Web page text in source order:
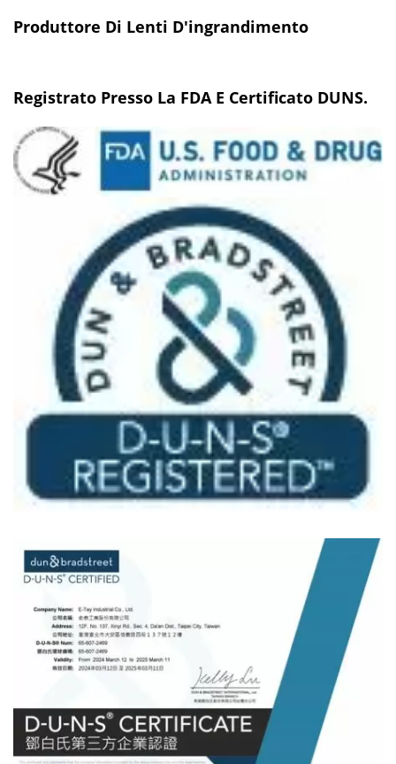
Produttore Di Lenti D'ingrandimento
Registrato Presso La FDA E Certificato DUNS.